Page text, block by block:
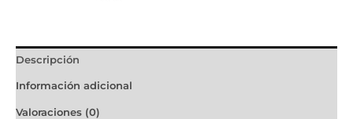
Descripción
Información adicional
Valoraciones (0)